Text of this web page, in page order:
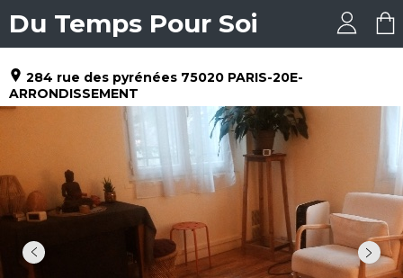
Du Temps Pour Soi
284 rue des pyrénées 75020 PARIS-20E-
ARRONDISSEMENT